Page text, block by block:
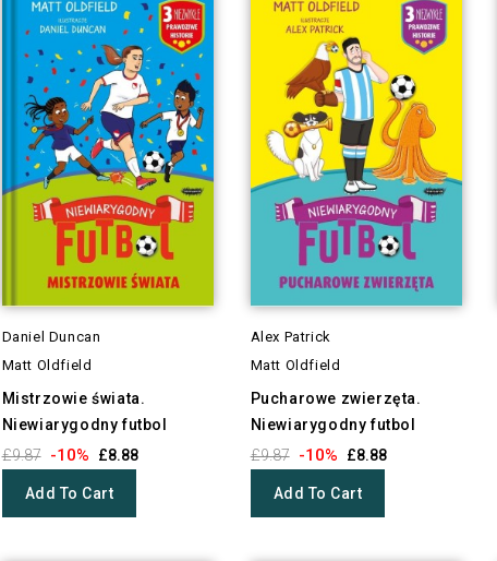
Daniel Duncan
Matt Oldfield
Mistrzowie świata.
Niewiarygodny futbol
£9.87 -10% £8.88
Add To Cart
Alex Patrick
Matt Oldfield
Pucharowe zwierzęta.
Niewiarygodny futbol
£9.87 -10% £8.88
Add To Cart